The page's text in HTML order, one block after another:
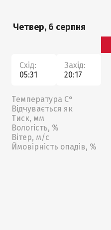
Четвер, 6 серпня
Схід:
05:31
Захід:
20:17
Температура С°
Відчувається як
Тиск, мм
Вологість, %
Вітер, м/с
Ймовірність опадів, %